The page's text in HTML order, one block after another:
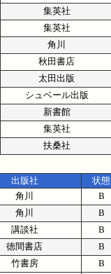
集英社
集英社
角川
秋田書店
太田出版
シュベール出版
新書館
集英社
扶桑社
出版社 状態
角川 B
角川 B
講談社 B
徳間書店 B
竹書房 B